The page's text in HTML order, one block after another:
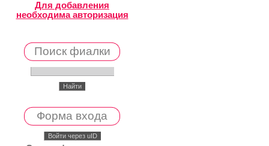
Для добавления
необходима авторизация
Поиск фиалки
Форма входа
Войти через uID